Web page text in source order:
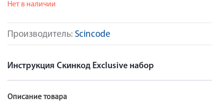
Производитель: Scincode
Нет в наличии
Инструкция Скинкод Exclusive набор
Описание товара